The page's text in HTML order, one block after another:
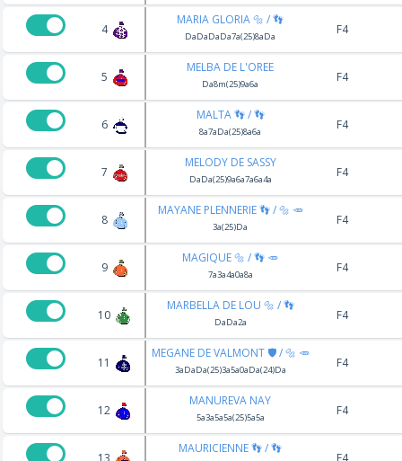
4
MARIA GLORIA 🔩 / 👣
DaDaDaDa7a(25)8aDa F4
5
MELBA DE L'OREE
Da8m(25)9a6a F4
6
MALTA 👣 / 👣
8a7aDa(25)8a6a F4
7
MELODY DE SASSY
DaDa(25)9a6a7a6a4a F4
8
MAYANE PLENNERIE 👣 / 🔩 🥕
3a(25)Da F4
9
MAGIQUE 🔩 / 👣 🥕
7a3a4a0a8a F4
10
MARBELLA DE LOU 🔩 / 👣
DaDa2a F4
11
MEGANE DE VALMONT 🛡️ / 🔩 🥕
3aDaDa(25)3a5a0aDa(24)Da F4
12
MANUREVA NAY
5a3a5a5a(25)5a5a F4
MAURICIENNE 👣 / 👣